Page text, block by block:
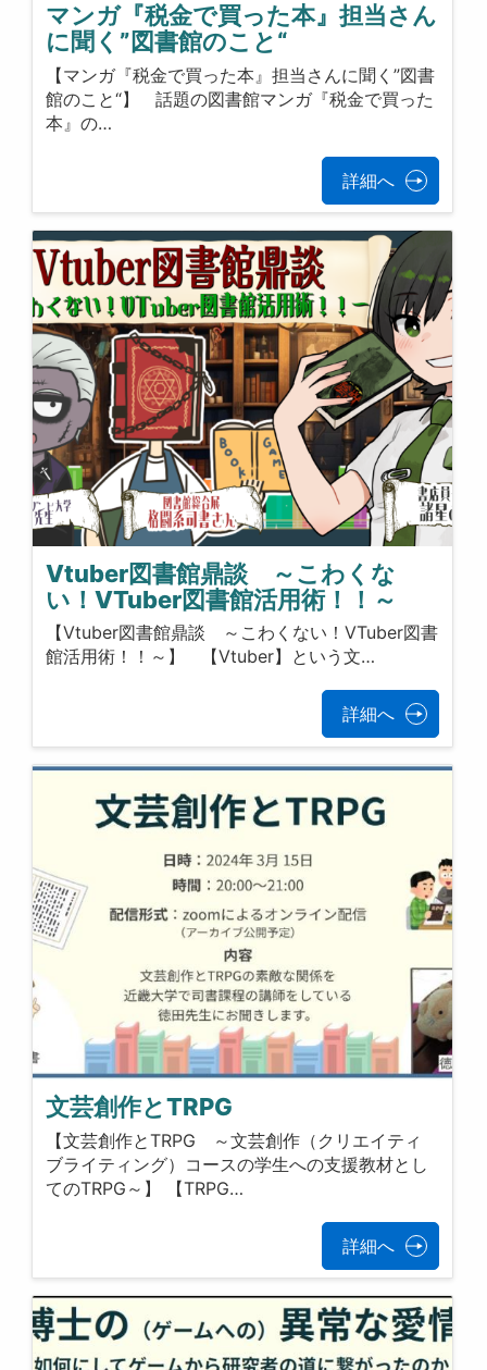
マンガ『税金で買った本』担当さん
に聞く”図書館のこと“
【マンガ『税金で買った本』担当さんに聞く”図書
館のこと“】 話題の図書館マンガ『税金で買った
本』の…
詳細へ
Vtuber図書館鼎談 ～こわくな
い！VTuber図書館活用術！！～
【Vtuber図書館鼎談 ～こわくない！VTuber図書
館活用術！！～】 【Vtuber】という文…
詳細へ
文芸創作とTRPG
【文芸創作とTRPG ～文芸創作（クリエイティ
ブライティング）コースの学生への支援教材とし
てのTRPG～】 【TRPG…
詳細へ